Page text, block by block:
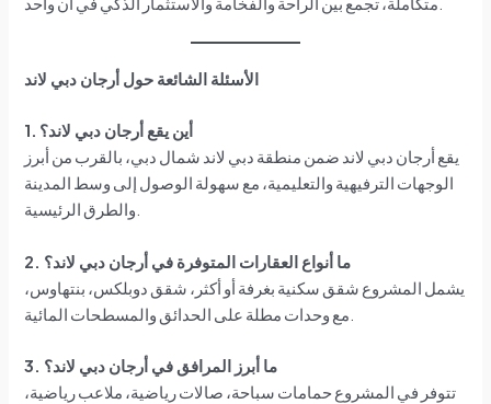
الأسئلة الشائعة حول أرجان دبي لاند
1. أين يقع أرجان دبي لاند؟
يقع أرجان دبي لاند ضمن منطقة دبي لاند شمال دبي، بالقرب من أبرز
الوجهات الترفيهية والتعليمية، مع سهولة الوصول إلى وسط المدينة
2. ما أنواع العقارات المتوفرة في أرجان دبي لاند؟
يشمل المشروع شقق سكنية بغرفة أو أكثر، شقق دوبلكس، بنتهاوس،
3. ما أبرز المرافق في أرجان دبي لاند؟
تتوفر في المشروع حمامات سباحة، صالات رياضية، ملاعب رياضية،